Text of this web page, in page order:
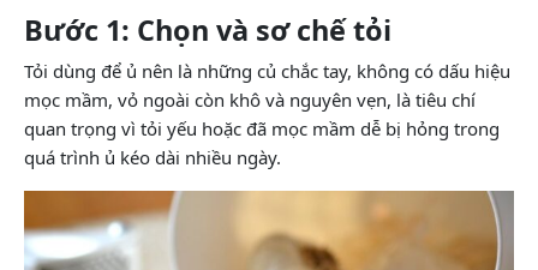
Bước 1: Chọn và sơ chế tỏi
Tỏi dùng để ủ nên là những củ chắc tay, không có dấu hiệu
mọc mầm, vỏ ngoài còn khô và nguyên vẹn, là tiêu chí
quan trọng vì tỏi yếu hoặc đã mọc mầm dễ bị hỏng trong
quá trình ủ kéo dài nhiều ngày.